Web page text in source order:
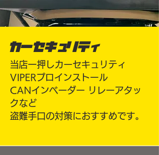
カーセキュリティ
当店一押しカーセキュリティ
VIPERプロインストール
CANインベーダー リレーアタッ
クなど
盗難手口の対策におすすめです。